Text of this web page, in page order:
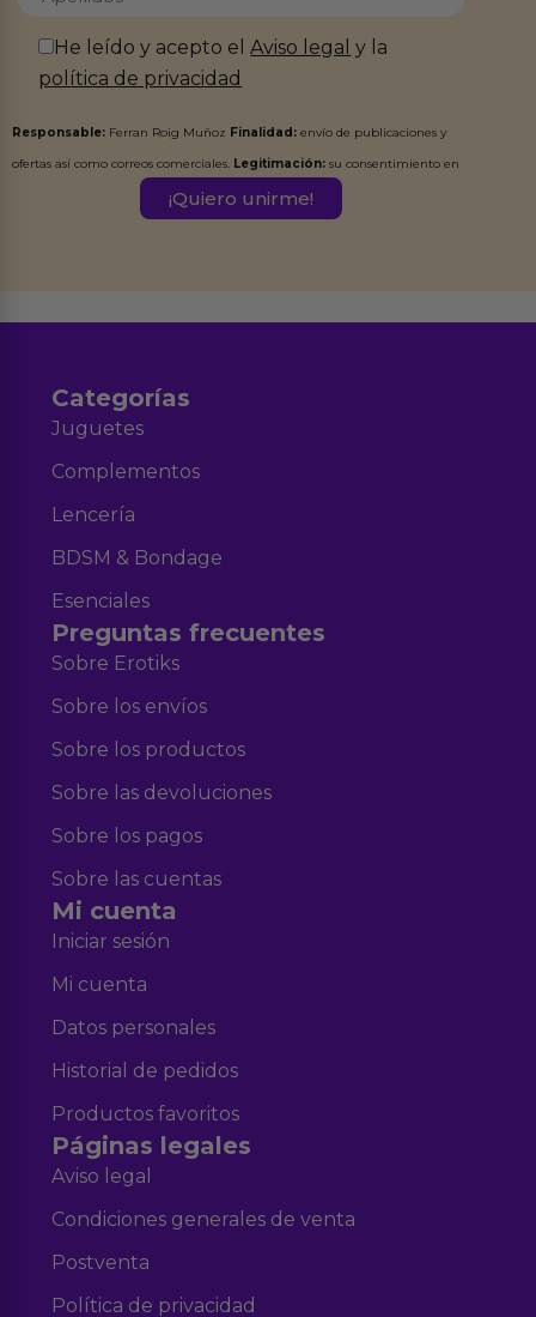
He leído y acepto elAviso legal y la
política de privacidad
Responsable: Ferran Roig Muñoz Finalidad: envío de publicaciones y
ofertas así como correos comerciales. Legitimación: su consentimiento en
Destinatarios:Ferran Roig Muñoz. Podrás ejercer tus
Categorías
Juguetes
Complementos
Lencería
BDSM & Bondage
Esenciales
Preguntas frecuentes
Sobre Erotiks
Sobre los envíos
Sobre los productos
Sobre las devoluciones
Sobre los pagos
Sobre las cuentas
Mi cuenta
Iniciar sesión
Mi cuenta
Datos personales
Historial de pedidos
Productos favoritos
Páginas legales
Aviso legal
Condiciones generales de venta
Postventa
Política de privacidad